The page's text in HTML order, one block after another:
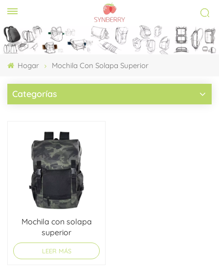
Hogar Mochila Con Solapa Superior
Categorías
Mochila con solapa
superior
LEER MÁS